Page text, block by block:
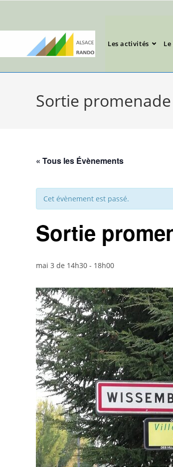
Les activités
Sortie
« Tous les Évènements
Cet évènement est passé.
Sortie
mai 3 de 14h30 - 18h00